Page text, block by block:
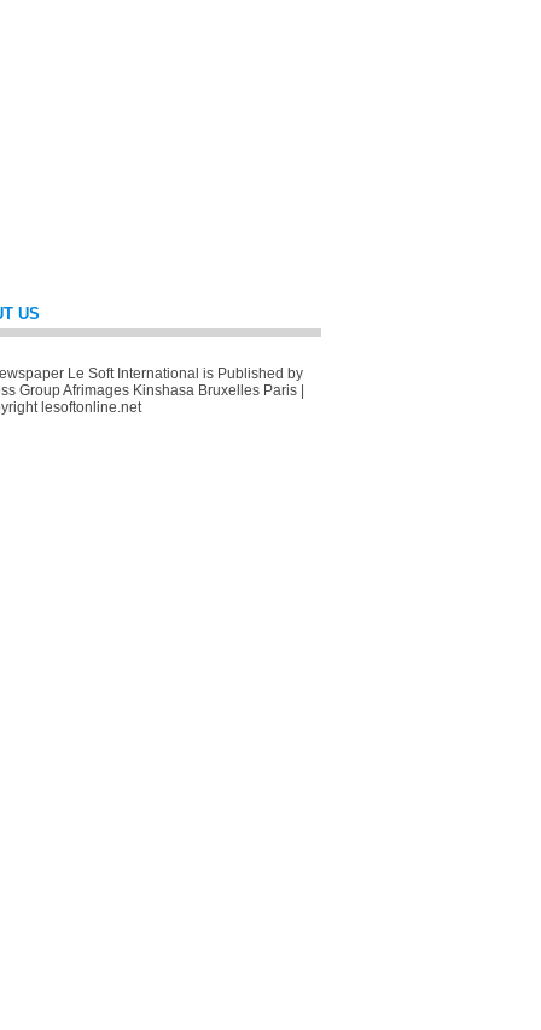
US
Le Soft International is Published by
Group Afrimages Kinshasa Bruxelles Paris |
lesoftonline.net